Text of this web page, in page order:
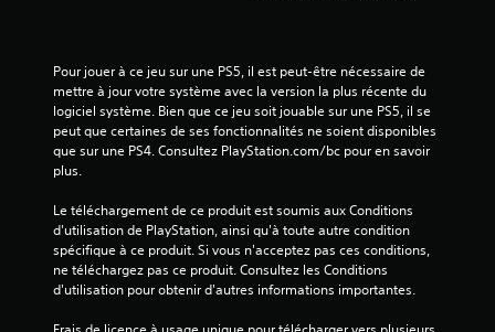
Pour jouer à ce jeu sur une PS5, il est peut-être nécessaire de
mettre à jour votre système avec la version la plus récente du
logiciel système. Bien que ce jeu soit jouable sur une PS5, il se
peut que certaines de ses fonctionnalités ne soient disponibles
que sur une PS4. Consultez PlayStation.com/bc pour en savoir
plus.
Le téléchargement de ce produit est soumis aux Conditions
d'utilisation de PlayStation, ainsi qu'à toute autre condition
spécifique à ce produit. Si vous n'acceptez pas ces conditions,
ne téléchargez pas ce produit. Consultez les Conditions
d'utilisation pour obtenir d'autres informations importantes.